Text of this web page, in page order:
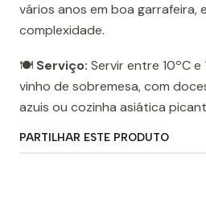
vários anos em boa garrafeira,
complexidade.
🍽️ Serviço: Servir entre 10ºC
vinho de sobremesa, com
azuis ou cozinha asiática
PARTILHAR ESTE PRODUTO